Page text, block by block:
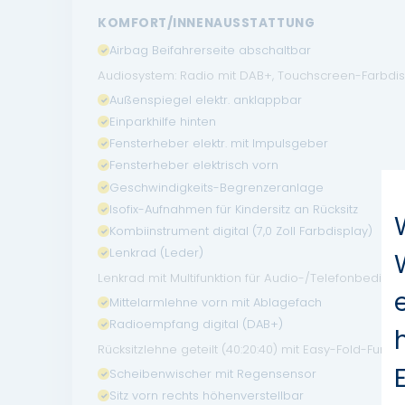
KOMFORT/INNENAUSSTATTUNG
Airbag Beifahrerseite abschaltbar
Audiosystem: Radio mit DAB+, Touchscreen-
Außenspiegel elektr. anklappbar
Einparkhilfe hinten
Fensterheber elektr. mit Impulsgeber
Fensterheber elektrisch vorn
Geschwindigkeits-Begrenzeranlage
Isofix-Aufnahmen für Kindersitz an Rücksitz
Kombiinstrument digital (7,0 Zoll Farbdisplay)
Lenkrad (Leder)
Lenkrad mit Multifunktion für Audio-/
Mittelarmlehne vorn mit Ablagefach
Radioempfang digital (DAB+)
Rücksitzlehne geteilt (40:20:40) mit Easy-Fold-
Scheibenwischer mit Regensensor
Sitz vorn rechts höhenverstellbar